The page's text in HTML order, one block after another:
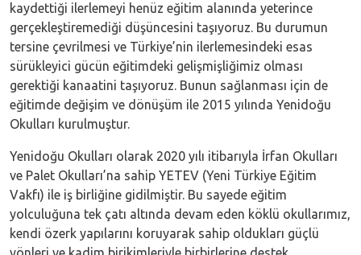
kaydettiği ilerlemeyi henüz eğitim alanında yeterince
gerçekleştiremediği düşüncesini taşıyoruz. Bu durumun
tersine çevrilmesi ve Türkiye’nin ilerlemesindeki esas
sürükleyici gücün eğitimdeki gelişmişliğimiz olması
gerektiği kanaatini taşıyoruz. Bunun sağlanması için de
eğitimde değişim ve dönüşüm ile 2015 yılında Yenidoğu
Okulları kurulmuştur.
Yenidoğu Okulları olarak 2020 yılı itibarıyla İrfan Okulları
ve Palet Okulları’na sahip YETEV (Yeni Türkiye Eğitim
Vakfı) ile iş birliğine gidilmiştir. Bu sayede eğitim
yolculuğuna tek çatı altında devam eden köklü okullarımız,
kendi özerk yapılarını koruyarak sahip oldukları güçlü